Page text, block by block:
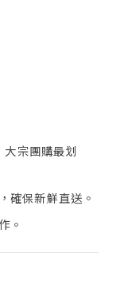
大宗團購最划
確保新鮮直送。
。